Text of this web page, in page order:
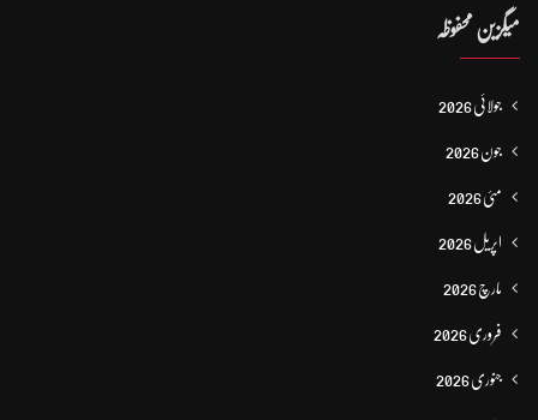
میگزین محفوظہ
جولائی 2026
جون 2026
مئی 2026
اپریل 2026
مارچ 2026
فروری 2026
جنوری 2026